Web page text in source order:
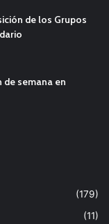
de los Grupos
semana en
(179)
(11)